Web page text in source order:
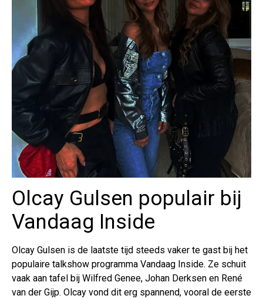
Olcay Gulsen populair bij
Vandaag Inside
Olcay Gulsen is de laatste tijd steeds vaker te gast bij het
populaire talkshow programma Vandaag Inside. Ze schuit
vaak aan tafel bij Wilfred Genee, Johan Derksen en René
van der Gijp. Olcay vond dit erg spannend, vooral de eerste